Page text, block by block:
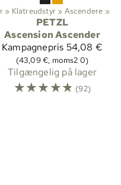
Sikringsudstyr og klatreudstyr ‪» Klatreudstyr ‪» Ascendere ‪»
PETZL
Ascension Ascender
Kampagnepris 54,08 €
(43,09 €, moms2 0)
Tilgængelig på lager
☆☆☆☆☆ (92)